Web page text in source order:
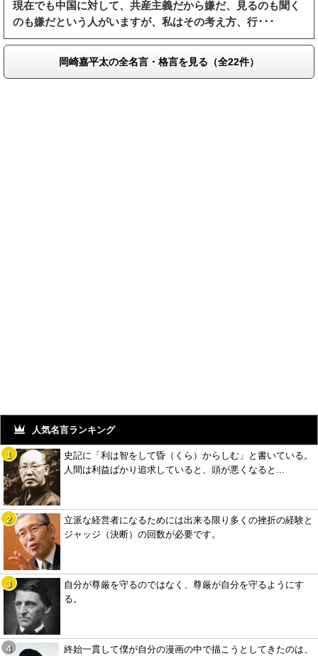
現在でも中国に対して、共産主義だから嫌だ、見るのも聞く
のも嫌だという人がいますが、私はその考え方、行･･･
岡崎嘉平太の全名言・格言を見る（全22件）
人気名言ランキング
史記に「利は智をして昏（くら）からしむ」と書いている。
人間は利益ばかり追求していると、頭が悪くなると...
立派な経営者になるためには出来る限り多くの挫折の経験と
ジャッジ（決断）の回数が必要です。
自分が尊厳を守るのではなく、尊厳が自分を守るようにす
る。
終始一貫して僕が自分の漫画の中で描こうとしてきたのは、